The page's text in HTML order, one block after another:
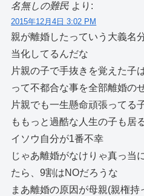
名無しの難民 より:
2015年12月4日 3:02 PM
親が離婚したっていう大義名
当化してるんだな
片親の子で手抜きを覚えた子
って不都合な事を全部離婚の
片親でも一生懸命頑張ってる
ももっと過酷な人生の子も居
イソウ自分が1番不幸
じゃあ離婚がなけりゃ真っ当
たら、9割はNOだろうな
まあ離婚の原因が母親(親権